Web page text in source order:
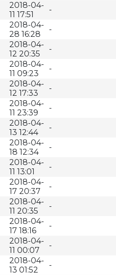
2018-04-
11 17:51
-
2018-04-
28 16:28
-
2018-04-
12 20:35
-
2018-04-
11 09:23
-
2018-04-
12 17:33
-
2018-04-
11 23:39
-
2018-04-
13 12:44
-
2018-04-
18 12:34
-
2018-04-
11 13:01
-
2018-04-
17 20:37
-
2018-04-
11 20:35
-
2018-04-
17 18:16
-
2018-04-
11 00:07
-
2018-04-
13 01:52
-